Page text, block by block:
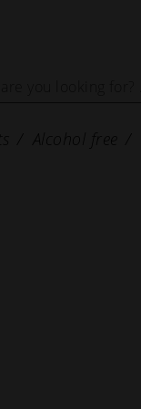
Alcohol free